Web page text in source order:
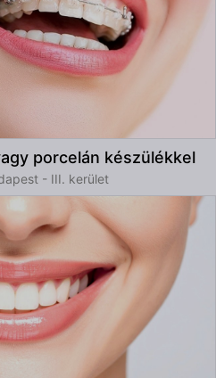
porcelán készülékkel
- III. kerület